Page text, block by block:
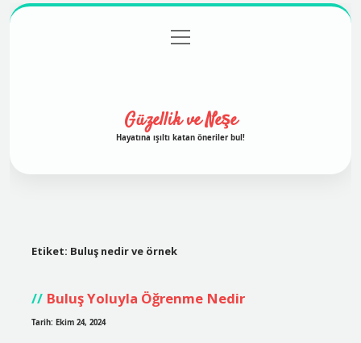
Gizlilik Politikası
menüyü
aç
Güzellik ve Neşe
Hayatına ışıltı katan öneriler bul!
Etiket: Buluş nedir ve örnek
Buluş Yoluyla Öğrenme Nedir
Tarih: Ekim 24, 2024